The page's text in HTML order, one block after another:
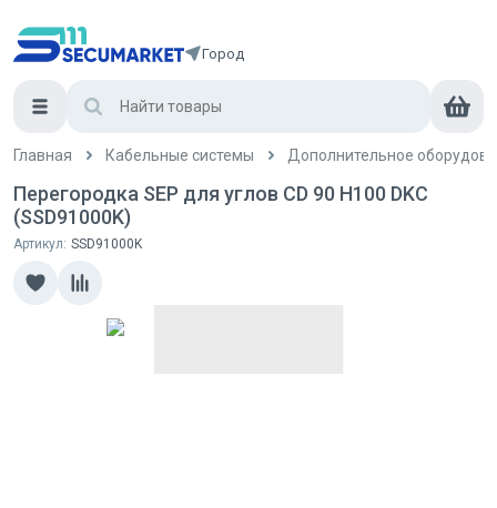
Город
Главная Кабельные системы Дополнительное
Перегородка SEP для углов CD 90 H100 DKC
(SSD91000K)
Артикул: SSD91000K